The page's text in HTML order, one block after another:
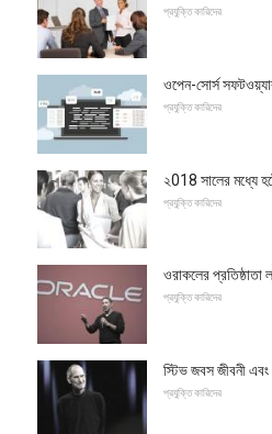
প্রযুক্তি কারিদের
ওপেন-সোর্স
প্রযুক্তি কারিদের
২018 সালের মধ্যে
প্রযুক্তি কারিদের
ওরাকলের প্রতিষ্ঠাতা
প্রযুক্তি কারিদের
স্টিভ জবস জীবনী এবং
প্রযুক্তি কারিদের